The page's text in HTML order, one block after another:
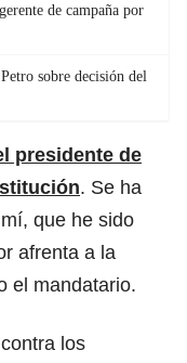
de campaña por
sobre decisión del
presidente de
. Se ha
que he sido
afrenta a la
el mandatario.
los